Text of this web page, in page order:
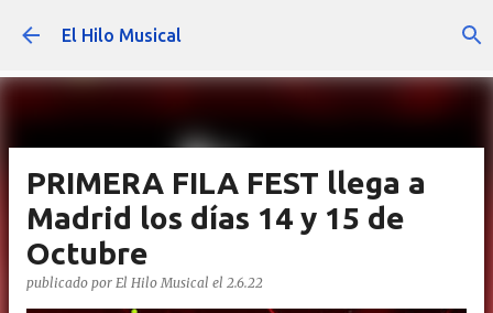
Ir al contenido principal
El Hilo Musical
PRIMERA FILA FEST llega a
Madrid los días 14 y 15 de
Octubre
publicado por El Hilo Musical el 2.6.22